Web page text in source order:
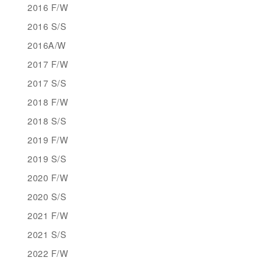
2016 F/W
2016 S/S
2016A/W
2017 F/W
2017 S/S
2018 F/W
2018 S/S
2019 F/W
2019 S/S
2020 F/W
2020 S/S
2021 F/W
2021 S/S
2022 F/W